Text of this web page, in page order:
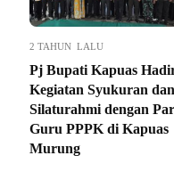
2 TAHUN LALU
Pj Bupati Kapuas
Kegiatan Syukuran dan
Silaturahmi dengan
Guru PPPK di Kapuas
Murung